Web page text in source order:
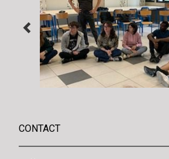
CONTACT